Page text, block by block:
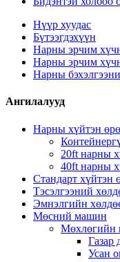
Нүүр хуудас
Бүтээгдэхүүн
Нарны эрчим
Нарны эрчим
Нарны
Ангилалууд
Нарны хүйтэн
20ft нарны
40ft нарны
Стандарт хүйтэн
Тэсэлгээний
Эмнэлгийн
Мөсний машин
Мөхлөгийн
Газар
Усан